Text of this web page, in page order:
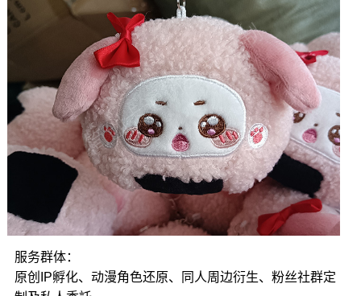
服务群体：
原创IP孵化、动漫角色还原、同人周边衍生、粉丝社群定